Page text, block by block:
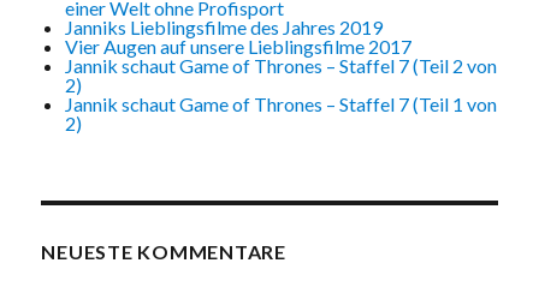
einer Welt ohne Profisport
Janniks Lieblingsfilme des Jahres 2019
Vier Augen auf unsere Lieblingsfilme 2017
Jannik schaut Game of Thrones – Staffel 7 (Teil 2 von
2)
Jannik schaut Game of Thrones – Staffel 7 (Teil 1 von
2)
NEUESTE KOMMENTARE